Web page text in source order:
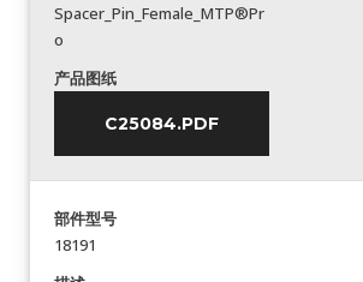
Spacer_Pin_Female_MTP®Pr
o
产品图纸
C25084.PDF
部件型号
18191